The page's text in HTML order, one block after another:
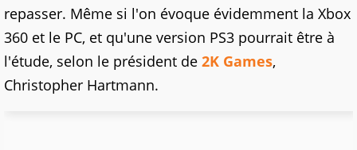
repasser. Même si l'on évoque évidemment la Xbox
360 et le PC, et qu'une version PS3 pourrait être à
l'étude, selon le président de 2K Games,
Christopher Hartmann.